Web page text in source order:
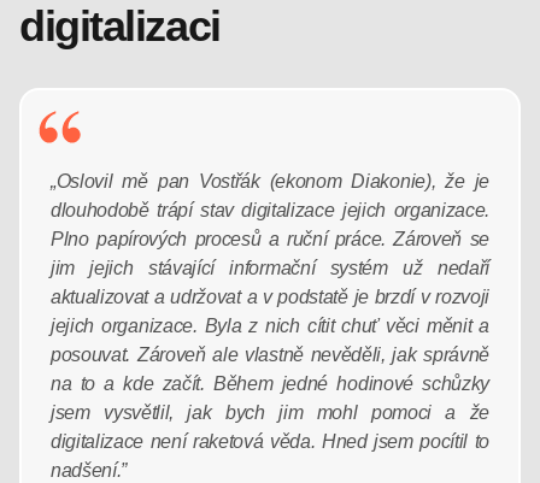
digitalizaci
„Oslovil mě pan Vostřák (ekonom Diakonie), že je
dlouhodobě trápí stav digitalizace jejich organizace.
Plno papírových procesů a ruční práce. Zároveň se
jim jejich stávající informační systém už nedaří
aktualizovat a udržovat a v podstatě je brzdí v rozvoji
jejich organizace. Byla z nich cítit chuť věci měnit a
posouvat. Zároveň ale vlastně nevěděli, jak správně
na to a kde začít. Během jedné hodinové schůzky
jsem vysvětlil, jak bych jim mohl pomoci a že
digitalizace není raketová věda. Hned jsem pocítil to
nadšení.”